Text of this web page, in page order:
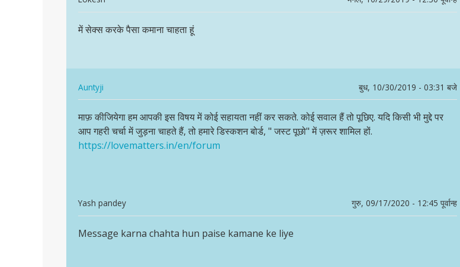
reply
to
Paisa
by
Altaf
khan
में
पैसा
कमाना…
में सेक्स करके पैसा कमाना चाहता हूं
Auntyji
बुध, 10/30/2019 - 03:31 बजे
reply
to
में
सेक्स
by
Lokesh
माफ़
कीजियेगा
हम
माफ़ कीजियेगा हम आपकी इस विषय में कोई सहायता नहीं कर सकते. कोई सवाल हैं तो पूछिए. यदि किसी भी मुद्दे पर
आप गहरी चर्चा में जुड़ना चाहते हैं, तो हमारे डिस्कशन बोर्ड, " जस्ट पूछो" में ज़रूर शामिल हों.
https://lovematters.in/en/forum
Yash pandey
गुरु, 09/17/2020 - 12:45 पूर्वान्ह
In
reply
to
Message
Message karna chahta hun paise kamane ke liye